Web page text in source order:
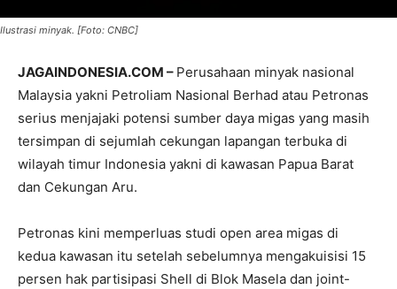
Ilustrasi minyak. [Foto: CNBC]
JAGAINDONESIA.COM – Perusahaan minyak nasional
Malaysia yakni Petroliam Nasional Berhad atau Petronas
serius menjajaki potensi sumber daya migas yang masih
tersimpan di sejumlah cekungan lapangan terbuka di
wilayah timur Indonesia yakni di kawasan Papua Barat
dan Cekungan Aru.
Petronas kini memperluas studi open area migas di
kedua kawasan itu setelah sebelumnya mengakuisisi 15
persen hak partisipasi Shell di Blok Masela dan joint-